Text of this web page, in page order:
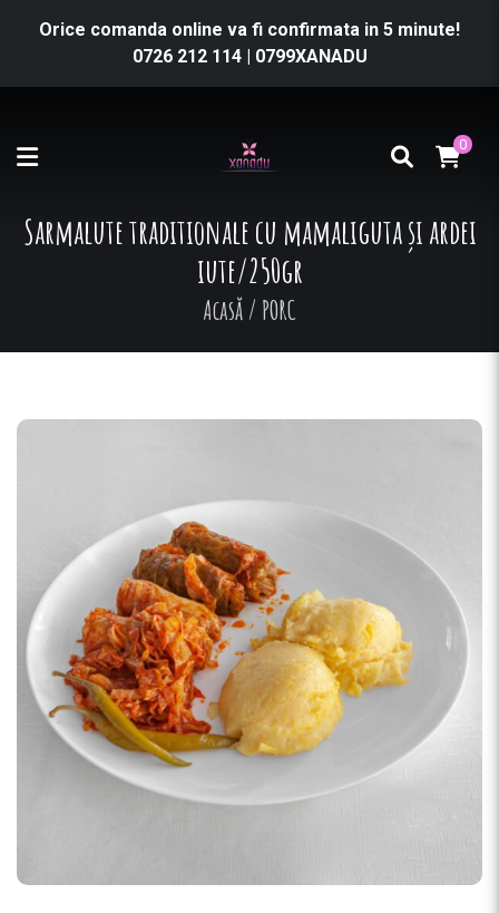
Orice comanda online va fi confirmata in 5 minute!
0726 212 114 | 0799XANADU
0
Sarmalute traditionale cu mamaliguta și ardei
iute/250gr
Acasă / PORC